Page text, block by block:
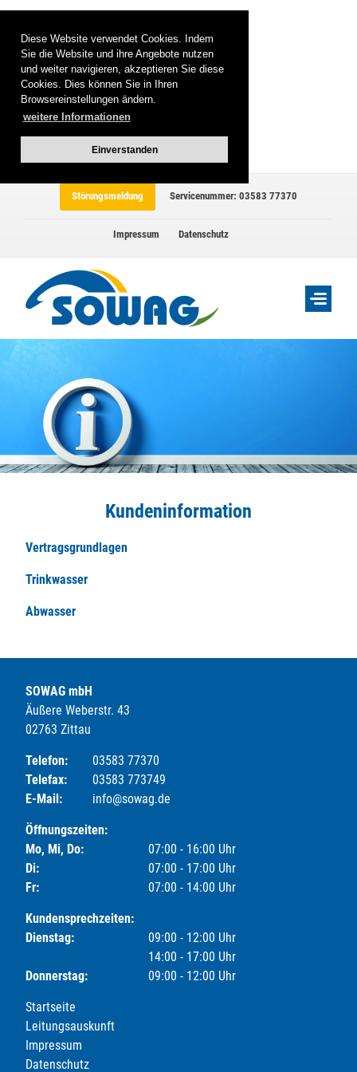
Diese Website verwendet Cookies. Indem
Sie die Website und ihre Angebote nutzen
und weiter navigieren, akzeptieren Sie diese
Cookies. Dies können Sie in Ihren
Browsereinstellungen ändern.
weitere Informationen
Einverstanden
Störungsmeldung Servicenummer: 03583 77370
Impressum Datenschutz
Kundeninformation
Vertragsgrundlagen
Trinkwasser
Abwasser
SOWAG mbH
Äußere Weberstr. 43
02763 Zittau
Telefon:
03583 77370
Telefax:
03583 773749
E-Mail:
info@sowag.de
Öffnungszeiten:
Mo, Mi, Do:
07:00 - 16:00 Uhr
Di:
07:00 - 17:00 Uhr
Fr:
07:00 - 14:00 Uhr
Kundensprechzeiten:
Dienstag:
09:00 - 12:00 Uhr
14:00 - 17:00 Uhr
Donnerstag:
09:00 - 12:00 Uhr
Startseite
Leitungsauskunft
Impressum
Datenschutz